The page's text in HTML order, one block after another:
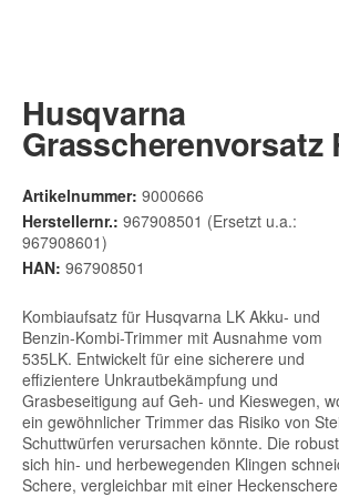
Husqvarna
Grasscherenvorsatz
Artikelnummer: 9000666
Herstellernr.: 967908501 (Ersetzt u.a.:
967908601)
HAN: 967908501
Kombiaufsatz für Husqvarna LK Akku- und
Benzin-Kombi-Trimmer mit Ausnahme vom
535LK. Entwickelt für eine sicherere und
effizientere Unkrautbekämpfung und
Grasbeseitigung auf Geh- und Kieswegen,
ein gewöhnlicher Trimmer das Risiko von
Schuttwürfen verursachen könnte. Die
sich hin- und herbewegenden Klingen
Schere, vergleichbar mit einer